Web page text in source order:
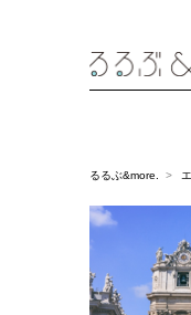
るるぶ&more.